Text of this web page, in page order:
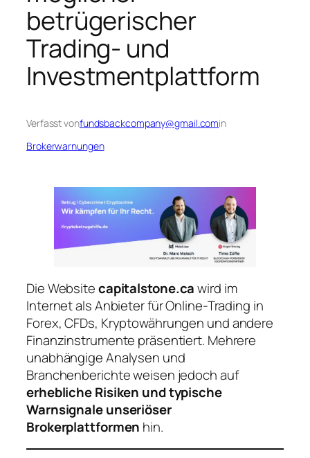
betrügerischer
Trading- und
Investmentplattform
Verfasst vonfundsbackcompany@gmail.comin
Brokerwarnungen
Die Websitecapitalstone.cawird im
Internet als Anbieter für Online-Trading in
Forex, CFDs, Kryptowährungen und andere
Finanzinstrumente präsentiert. Mehrere
unabhängige Analysen und
Branchenberichte weisen jedoch auf
erhebliche Risiken und typische
Warnsignale unseriöser
Brokerplattformen hin.